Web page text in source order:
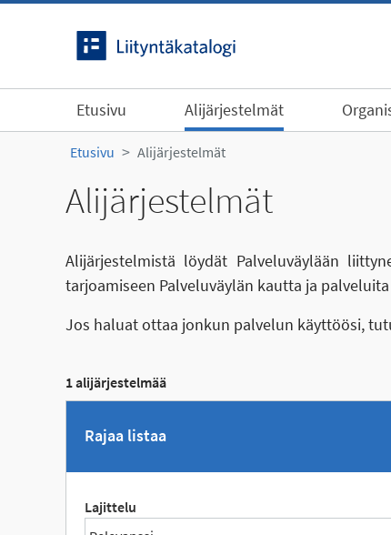
Etusivu Alijärjestelmät
Etusivu Alijärjestelmät
Alijärjestelmät
Alijärjestelmistä löydät Palveluväylään
tarjoamiseen Palveluväylän kautta ja
Jos haluat ottaa jonkun palvelun käyttöösi,
1 alijärjestelmää
Rajaa listaa
Lajittelu